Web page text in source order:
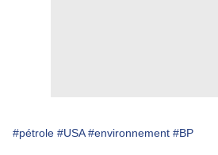
#pétrole #USA #environnement #BP